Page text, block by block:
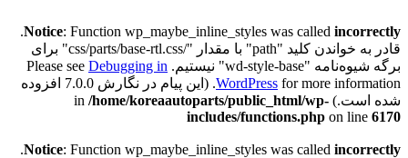
Notice: Function wp_maybe_inline_styles was called incorrectly
.
قادر به خواندن کلید "path" با مقدار "/css/parts/base-rtl.css" برای
برگه شیوه‌نامه "wd-style-base" نیستیم. Please see
Debugging in
WordPress
for more information. (این پیام در نگارش 7.0.0 افزوده
شده است.) in /home/koreaautoparts/public_html/wp-
includes/functions.php on line 6170
Notice: Function wp_maybe_inline_styles was called incorrectly
.